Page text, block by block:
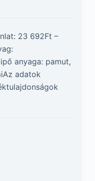
23 692Ft –
anyaga: pamut,
adatok